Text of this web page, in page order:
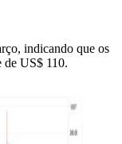
indicando que os
de US$ 110.